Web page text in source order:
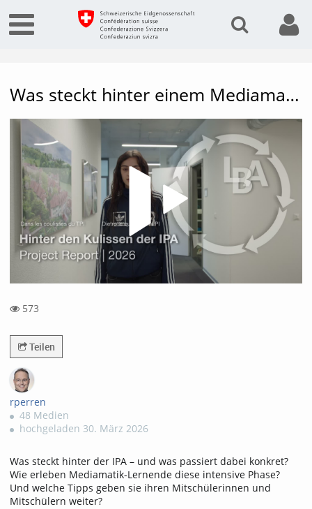
Was steckt hinter einem Mediamatiker-QV, der individuellen Abschlussprüfung (IPA)
573
Teilen
rperren
48 Medien
hochgeladen 30. März 2026
Was steckt hinter der IPA – und was passiert dabei konkret?
Wie erleben Mediamatik-Lernende diese intensive Phase?
Und welche Tipps geben sie ihren Mitschülerinnen und
Mitschülern weiter?